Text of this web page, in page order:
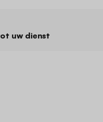
uw dienst